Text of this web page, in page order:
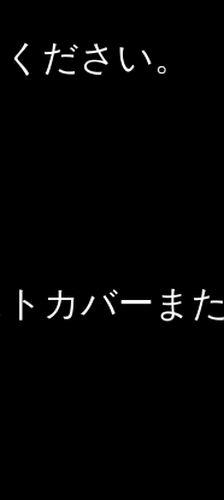
ださい。
カバーまた